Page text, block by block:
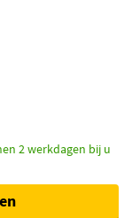
2 werkdagen bij u